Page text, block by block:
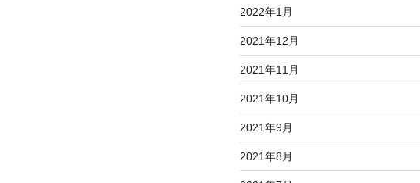
2022年1月
2021年12月
2021年11月
2021年10月
2021年9月
2021年8月